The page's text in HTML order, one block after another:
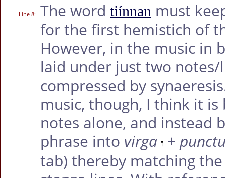
Line 8: The word tiínnan must
for the first hemistich of
However, in the music in
laid under just two
compressed by
music, though, I think it
notes alone, and instead
phrase into virga +
tab) thereby matching